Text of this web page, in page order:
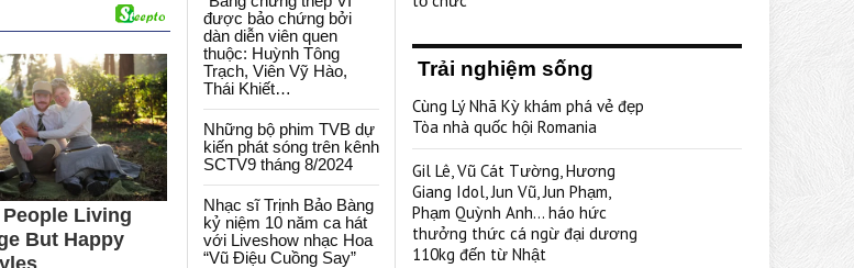
được bảo chứng bởi
dàn diễn viên quen
thuộc: Huỳnh Tông
Trạch, Viên Vỹ Hào,
Thái Khiết…
Những bộ phim TVB dự
kiến phát sóng trên kênh
SCTV9 tháng 8/2024
Nhạc sĩ Trịnh Bảo Bàng
kỷ niệm 10 năm ca hát
với Liveshow nhạc Hoa
“Vũ Điệu Cuồng Say”
Trải nghiệm sống
Cùng Lý Nhã Kỳ khám phá vẻ đẹp
Tòa nhà quốc hội Romania
Gil Lê, Vũ Cát Tường, Hương
Giang Idol, Jun Vũ, Jun Phạm,
Phạm Quỳnh Anh… háo hức
thưởng thức cá ngừ đại dương
110kg đến từ Nhật